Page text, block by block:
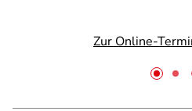
Zur Online-